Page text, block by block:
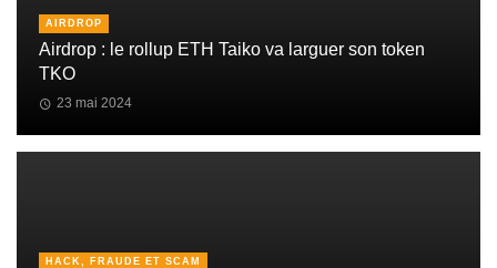
AIRDROP
Airdrop : le rollup ETH Taiko va larguer son token
TKO
23 mai 2024
HACK, FRAUDE ET SCAM